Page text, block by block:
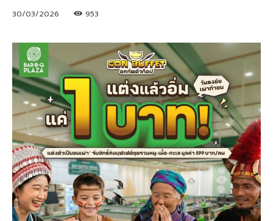
30/03/2026 953